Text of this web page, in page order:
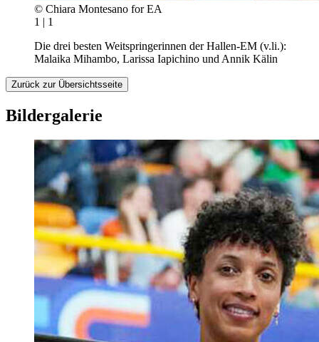
© Chiara Montesano for EA
1 | 1
Die drei besten Weitspringerinnen der Hallen-EM (v.li.):
Malaika Mihambo, Larissa Iapichino und Annik Kälin
Zurück zur Übersichtsseite
Bildergalerie